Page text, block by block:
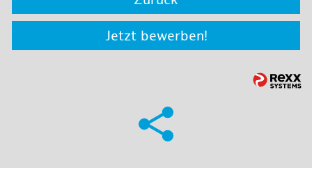
Jetzt bewerben!